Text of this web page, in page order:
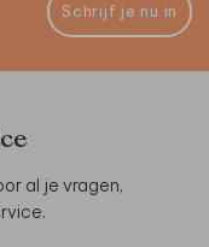
Schrijf je nu in
al je vragen,
.